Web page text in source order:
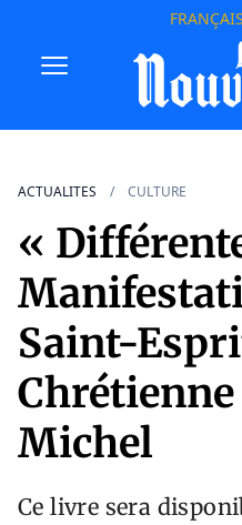
FRANÇAIS
ACTUALITES CULTURE
«
Saint-
Michel
Ce livre sera